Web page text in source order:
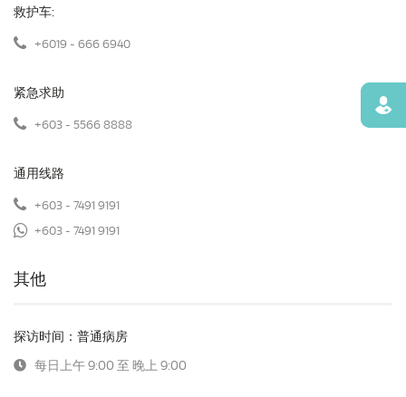
救护车:
+6019 - 666 6940
紧急求助
+603 - 5566 8888
通用线路
+603 - 7491 9191
+603 - 7491 9191
其他
探访时间：普通病房
每日上午 9:00 至 晚上 9:00
寻找